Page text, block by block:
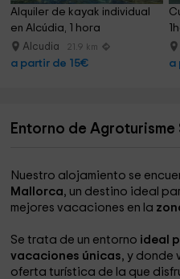
Alquiler de kayak individual
en Alcúdia, 1 hora
Alcudia 21.9 km
a partir de 15€ a
Entorno de Agroturisme
Nuestro alojamiento se
Mallorca, un destino ideal
mejores vacaciones en la
Se trata de un entorno ideal
vacaciones únicas, y donde
oferta turística de la que